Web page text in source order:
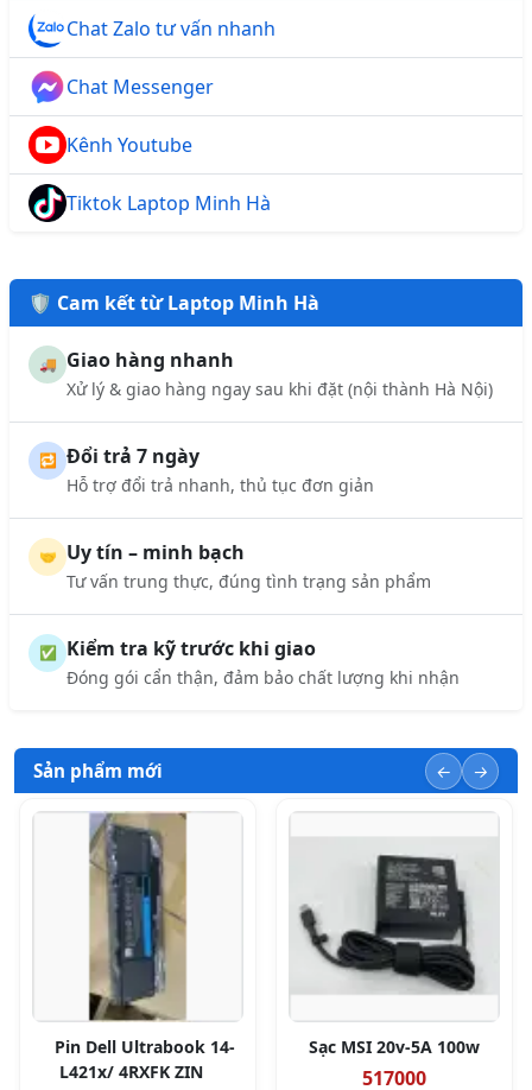
Chat Zalo tư vấn nhanh
Chat Messenger
Kênh Youtube
Tiktok Laptop Minh Hà
🛡️ Cam kết từ Laptop Minh Hà
🚚 Giao hàng nhanh
Xử lý & giao hàng ngay sau khi đặt (nội thành Hà Nội)
🔁 Đổi trả 7 ngày
Hỗ trợ đổi trả nhanh, thủ tục đơn giản
🤝 Uy tín – minh bạch
Tư vấn trung thực, đúng tình trạng sản phẩm
✅ Kiểm tra kỹ trước khi giao
Đóng gói cẩn thận, đảm bảo chất lượng khi nhận
Sản phẩm mới
Pin Dell Ultrabook 14-
L421x/ 4RXFK ZIN
Sạc MSI 20v-5A 100w
517000